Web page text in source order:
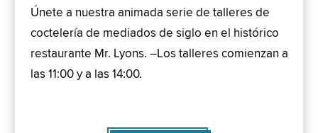
Únete a nuestra animada serie de talleres de
coctelería de mediados de siglo en el histórico
restaurante Mr. Lyons. –Los talleres comienzan a
las 11:00 y a las 14:00.